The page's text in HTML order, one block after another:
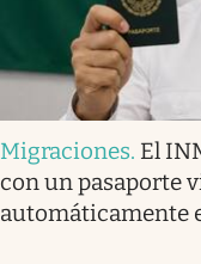
Migraciones. El
con un pasaporte
automáticamente